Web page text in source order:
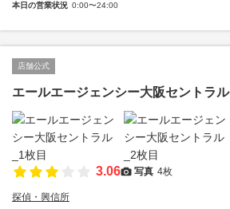
本日の営業状況 0:00〜24:00
店舗公式
エールエージェンシー大阪セントラル
3.06 写真 4枚
探偵・興信所